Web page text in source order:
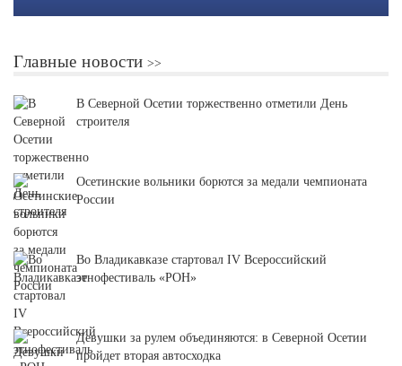
Главные новости
В Северной Осетии торжественно отметили День
строителя
Осетинские вольники борются за медали чемпионата
России
Во Владикавказе стартовал IV Всероссийский
этнофестиваль «РОН»
Девушки за рулем объединяются: в Северной Осетии
пройдет вторая автосходка